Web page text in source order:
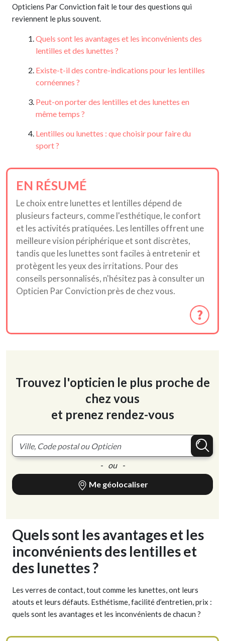
Opticiens Par Conviction fait le tour des questions qui
reviennent le plus souvent.
Quels sont les avantages et les inconvénients des
lentilles et des lunettes ?
Existe-t-il des contre-indications pour les lentilles
cornéennes ?
Peut-on porter des lentilles et des lunettes en
même temps ?
Lentilles ou lunettes : que choisir pour faire du
sport ?
EN RÉSUMÉ
Le choix entre lunettes et lentilles dépend de
plusieurs facteurs, comme l'esthétique, le confort
et les activités pratiquées. Les lentilles offrent une
meilleure vision périphérique et sont discrètes,
tandis que les lunettes sont faciles à entretenir et
protègent les yeux des irritations. Pour des
conseils personnalisés, n'hésitez pas à consulter un
Opticien Par Conviction près de chez vous.
Trouvez l'opticien le plus proche de
chez vous
et prenez rendez-vous
- ou -
Me géolocaliser
Quels sont les avantages et les
inconvénients des lentilles et
des lunettes ?
Les verres de contact, tout comme les lunettes, ont leurs
atouts et leurs défauts. Esthétisme, facilité d’entretien, prix :
quels sont les avantages et les inconvénients de chacun ?